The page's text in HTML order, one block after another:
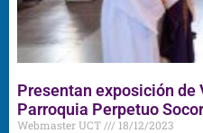
Presentan exposición de
Parroquia Perpetuo
Webmaster UCT 18/12/2023